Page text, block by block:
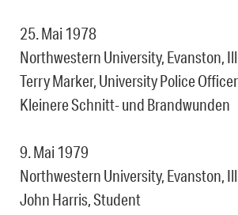
25. Mai 1978
Northwestern University, Evanston,
Terry Marker, University Police Officer
Kleinere Schnitt- und Brandwunden
9. Mai 1979
Northwestern University, Evanston,
John Harris, Student